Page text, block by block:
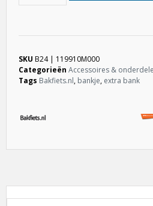
SKU B24 | 119910M000
Categorieën Accessoires &
Tags Bakfiets.nl, bankje, extra bank